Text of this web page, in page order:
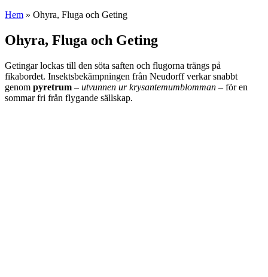
Hem » Ohyra, Fluga och Geting
Ohyra, Fluga och Geting
Getingar lockas till den söta saften och flugorna trängs på
fikabordet. Insektsbekämpningen från Neudorff verkar snabbt
genom pyretrum – utvunnen ur krysantemumblomman – för en
sommar fri från flygande sällskap.